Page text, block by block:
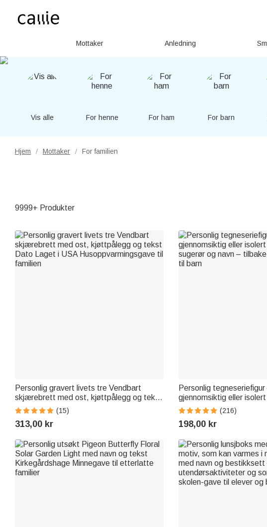
Mottaker Anledning
Vis alle For henne For ham For barn
Hjem / Mottaker / For familien
9999+ Produkter
Personlig gravert livets tre Vendbart
skjærebrett med ost, kjøttpålegg og tekst
Dato Laget i USA Husoppvarmingsgave
til familien
(15)
313,00 kr
Personlig
gjennomsiktig eller
sugerør og navn –
til barn
(216)
198,00 kr